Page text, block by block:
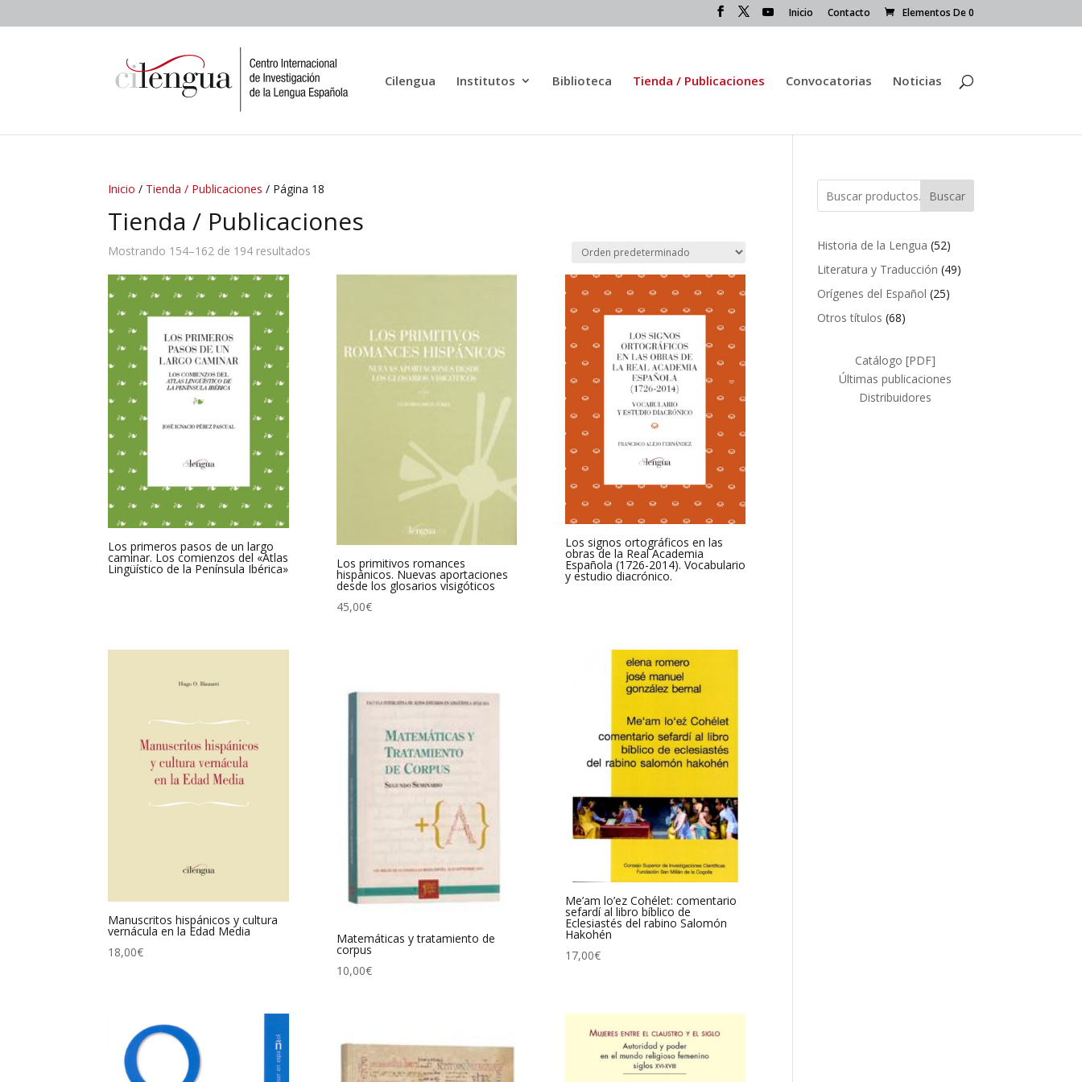
Inicio Contacto Elementos De 0
Cilengua Institutos Biblioteca Tienda / Publicaciones Convocatorias Noticias
Inicio / Tienda / Publicaciones / Página 18
Tienda / Publicaciones
Mostrando 154–162 de 194 resultados
Los primeros pasos de un largo
caminar. Los comienzos del «Atlas
Lingüístico de la Península Ibérica» Los primitivos romances
hispánicos. Nuevas aportaciones
desde los glosarios visigóticos
45,00€
Los signos ortográficos en las
obras de la Real Academia
Española (1726-2014). Vocabulario
y estudio diacrónico.
Manuscritos hispánicos y cultura
vernácula en la Edad Media
18,00€
Matemáticas y tratamiento de
corpus
10,00€
Me’am lo’ez Cohélet: comentario
sefardí al libro bíblico de
Eclesiastés del rabino Salomón
Hakohén
17,00€
Buscar
Historia de la Lengua 5252
productos
Literatura y Traducción 4949
Orígenes del Español 2525
Otros títulos 6868
Catálogo [PDF]
Últimas publicaciones
Distribuidores